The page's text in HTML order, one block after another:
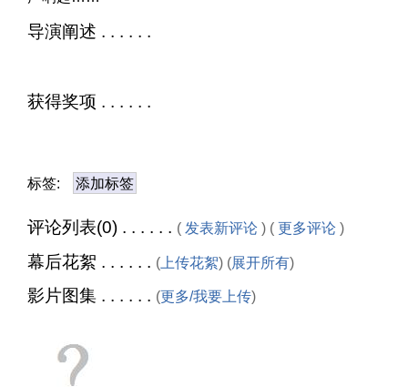
导演阐述 . . . . . .
获得奖项 . . . . . .
标签: 添加标签
评论列表(0) . . . . . . ( 发表新评论 ) ( 更多评论 )
幕后花絮 . . . . . . ( 上传花絮) (展开所有)
影片图集 . . . . . . (更多/我要上传)